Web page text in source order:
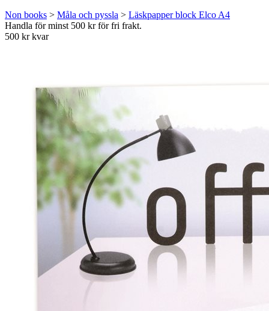
Non books > Måla och pyssla > Läskpapper block Elco A4
Handla för minst 500 kr för fri frakt.
500 kr kvar